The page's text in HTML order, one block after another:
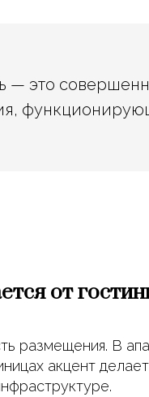
— это
от
размещения. В
акцент